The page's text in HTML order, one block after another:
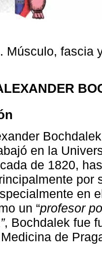
. Músculo, fascia
en la
de 1820,
por
en
un “profesor
, Bochdalek fue
de